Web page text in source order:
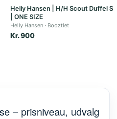
Helly Hansen | H/H Scout Duffel S
| ONE SIZE
Helly Hansen Booztlet
Kr. 900
– prisniveau, udvalg